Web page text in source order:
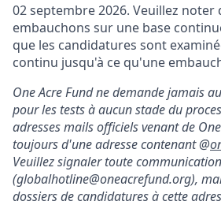
02 septembre 2026. Veuillez noter
embauchons sur une base
que les candidatures sont
continu jusqu'à ce qu'une
One Acre Fund ne demande jamais
pour les tests à aucun stade du
adresses mails officiels venant de
toujours d'une adresse contenant @
Veuillez signaler toute
(globalhotline@oneacrefund.org),
dossiers de candidatures à cette